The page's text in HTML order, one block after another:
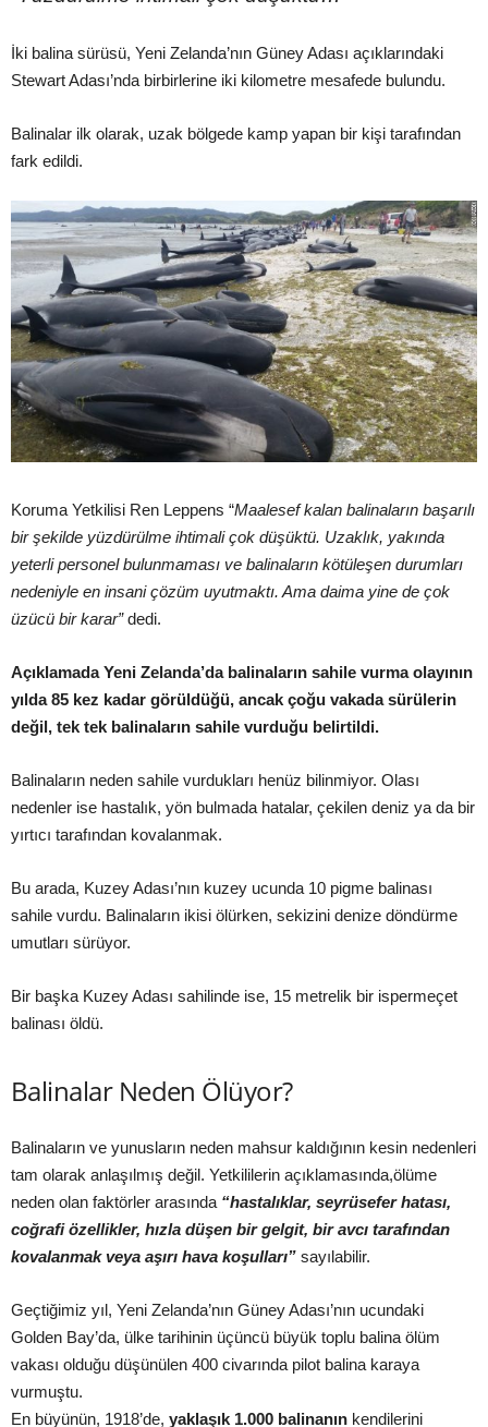
İki balina sürüsü, Yeni Zelanda’nın Güney Adası açıklarındaki
Stewart Adası’nda birbirlerine iki kilometre mesafede bulundu.
Balinalar ilk olarak, uzak bölgede kamp yapan bir kişi tarafından
fark edildi.
Koruma Yetkilisi Ren Leppens “Maalesef kalan balinaların başarılı
bir şekilde yüzdürülme ihtimali çok düşüktü. Uzaklık, yakında
yeterli personel bulunmaması ve balinaların kötüleşen durumları
nedeniyle en insani çözüm uyutmaktı. Ama daima yine de çok
üzücü bir karar”dedi.
Açıklamada Yeni Zelanda’da balinaların sahile vurma olayının
yılda 85 kez kadar görüldüğü, ancak çoğu vakada sürülerin
değil, tek tek balinaların sahile vurduğu belirtildi.
Balinaların neden sahile vurdukları henüz bilinmiyor. Olası
nedenler ise hastalık, yön bulmada hatalar, çekilen deniz ya da bir
yırtıcı tarafından kovalanmak.
Bu arada, Kuzey Adası’nın kuzey ucunda 10 pigme balinası
sahile vurdu. Balinaların ikisi ölürken, sekizini denize döndürme
umutları sürüyor.
Bir başka Kuzey Adası sahilinde ise, 15 metrelik bir ispermeçet
balinası öldü.
Balinalar Neden Ölüyor?
Balinaların ve yunusların neden mahsur kaldığının kesin nedenleri
tam olarak anlaşılmış değil. Yetkililerin açıklamasında,ölüme
neden olan faktörler arasında “hastalıklar, seyrüsefer hatası,
coğrafi özellikler, hızla düşen bir gelgit, bir avcı tarafından
kovalanmak veya aşırı hava koşulları” sayılabilir.
Geçtiğimiz yıl, Yeni Zelanda’nın Güney Adası’nın ucundaki
Golden Bay’da, ülke tarihinin üçüncü büyük toplu balina ölüm
vakası olduğu düşünülen 400 civarında pilot balina karaya
vurmuştu.
En büyünün, 1918’de, yaklaşık 1.000 balinanın kendilerini